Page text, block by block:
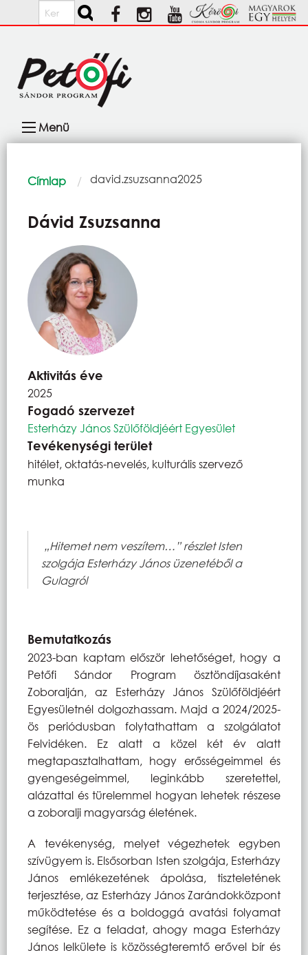
Ugrás a tartalomra
Keresés
navigáció
Menü
Morzsa
Címlap Current:
david.zsuzsanna2025
Dávid Zsuzsanna
Aktivitás éve
2025
Fogadó szervezet
Esterházy János Szülőföldjéért Egyesület
Tevékenységi terület
hitélet, oktatás-nevelés, kulturális szervező
munka
„Hitemet nem veszítem…” részlet Isten
szolgája Esterházy János üzenetéből a
Gulagról
Bemutatkozás
2023-ban kaptam először lehetőséget, hogy a
Petőfi Sándor Program ösztöndíjasaként
Zoboralján, az Esterházy János Szülőföldjéért
Egyesületnél dolgozhassam. Majd a 2024/2025-
ös periódusban folytathattam a szolgálatot
Felvidéken. Ez alatt a közel két év alatt
megtapasztalhattam, hogy erősségeimmel és
gyengeségeimmel, leginkább szeretettel,
alázattal és türelemmel hogyan lehetek részese
a zoboralji magyarság életének.
A tevékenység, melyet végezhetek egyben
szívügyem is. Elsősorban Isten szolgája, Esterházy
János emlékezetének ápolása, tiszteletének
terjesztése, az Esterházy János Zarándokközpont
működtetése és a boldoggá avatási folyamat
segítése. Ez a feladat, ahogy maga Esterházy
János lelkülete is közösségteremtő erővel bír és